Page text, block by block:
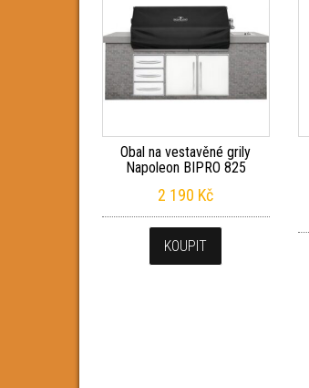
Obal na vestavěné grily
Napoleon BIPRO 825
2 190 Kč
KOUPIT